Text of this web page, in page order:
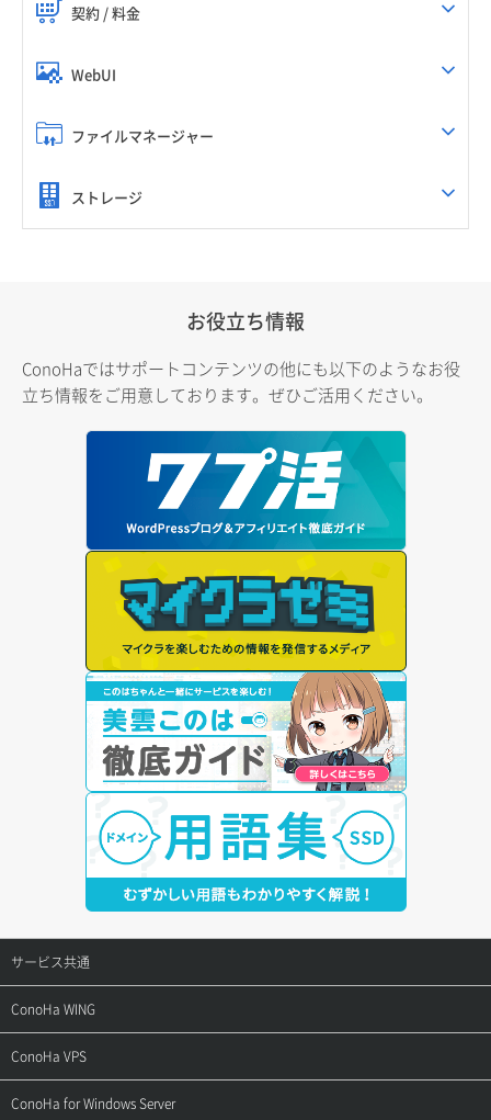
契約 / 料金
WebUI
ファイルマネージャー
ストレージ
お役立ち情報
ConoHaではサポートコンテンツの他にも以下のようなお役
立ち情報をご用意しております。ぜひご活用ください。
サービス共通
サポートトップ
ご契約・お支払い
ConoHa WING
サポートトップ
ご利用ガイド
ConoHa VPS
サポートトップ
ConoHa for Windows Server